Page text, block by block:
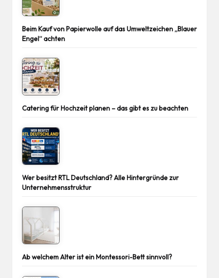
Beim Kauf von Papierwolle auf das Umweltzeichen „Blauer
Engel“ achten
Catering für Hochzeit planen – das gibt es zu beachten
Wer besitzt RTL Deutschland? Alle Hintergründe zur
Unternehmensstruktur
Ab welchem Alter ist ein Montessori-Bett sinnvoll?